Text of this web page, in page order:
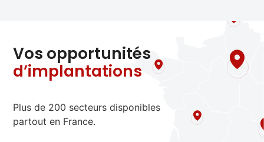
Vos opportunités
d’implantations
Plus de 200 secteurs disponibles
partout en France.